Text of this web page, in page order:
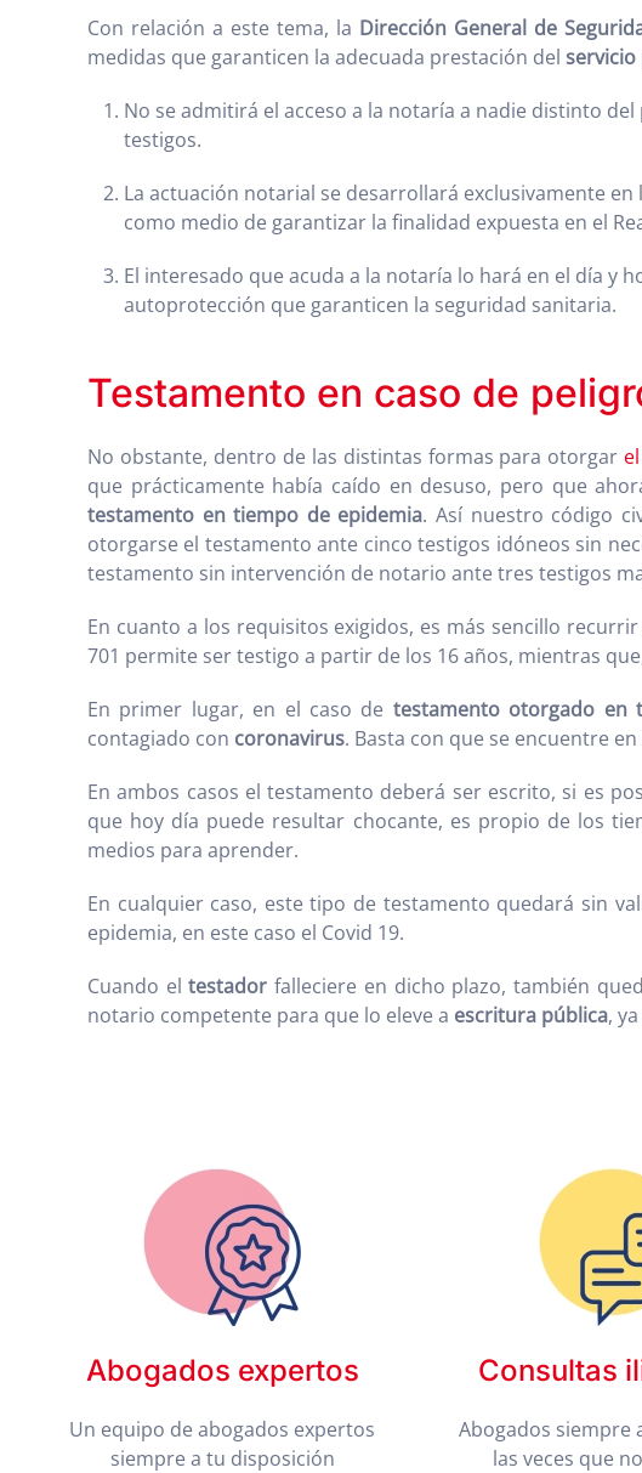
Con relación a este tema, la Dirección General de
medidas que garanticen la adecuada prestación del
No se admitirá el acceso a la notaría a nadie distinto
testigos.
La actuación notarial se desarrollará exclusivamente
como medio de garantizar la finalidad expuesta en el
El interesado que acuda a la notaría lo hará en el día y
autoprotección que garanticen la seguridad sanitaria.
Testamento en caso de
No obstante, dentro de las distintas formas para otorgar
que prácticamente había caído en desuso, pero que
testamento en tiempo de epidemia. Así nuestro código
otorgarse el testamento ante cinco testigos idóneos sin
testamento sin intervención de notario ante tres testigos
En cuanto a los requisitos exigidos, es más sencillo
701 permite ser testigo a partir de los 16 años, mientras
En primer lugar, en el caso de testamento otorgado en
contagiado con coronavirus. Basta con que se encuentre
En ambos casos el testamento deberá ser escrito, si es
que hoy día puede resultar chocante, es propio de los
medios para aprender.
En cualquier caso, este tipo de testamento quedará sin
epidemia, en este caso el Covid 19.
Cuando eltestador falleciere en dicho plazo, también
notario competente para que lo eleve a escritura pública,
Abogados expertos
Un equipo de abogados expertos
siempre a tu disposición
Consultas
Abogados siempre
las veces que